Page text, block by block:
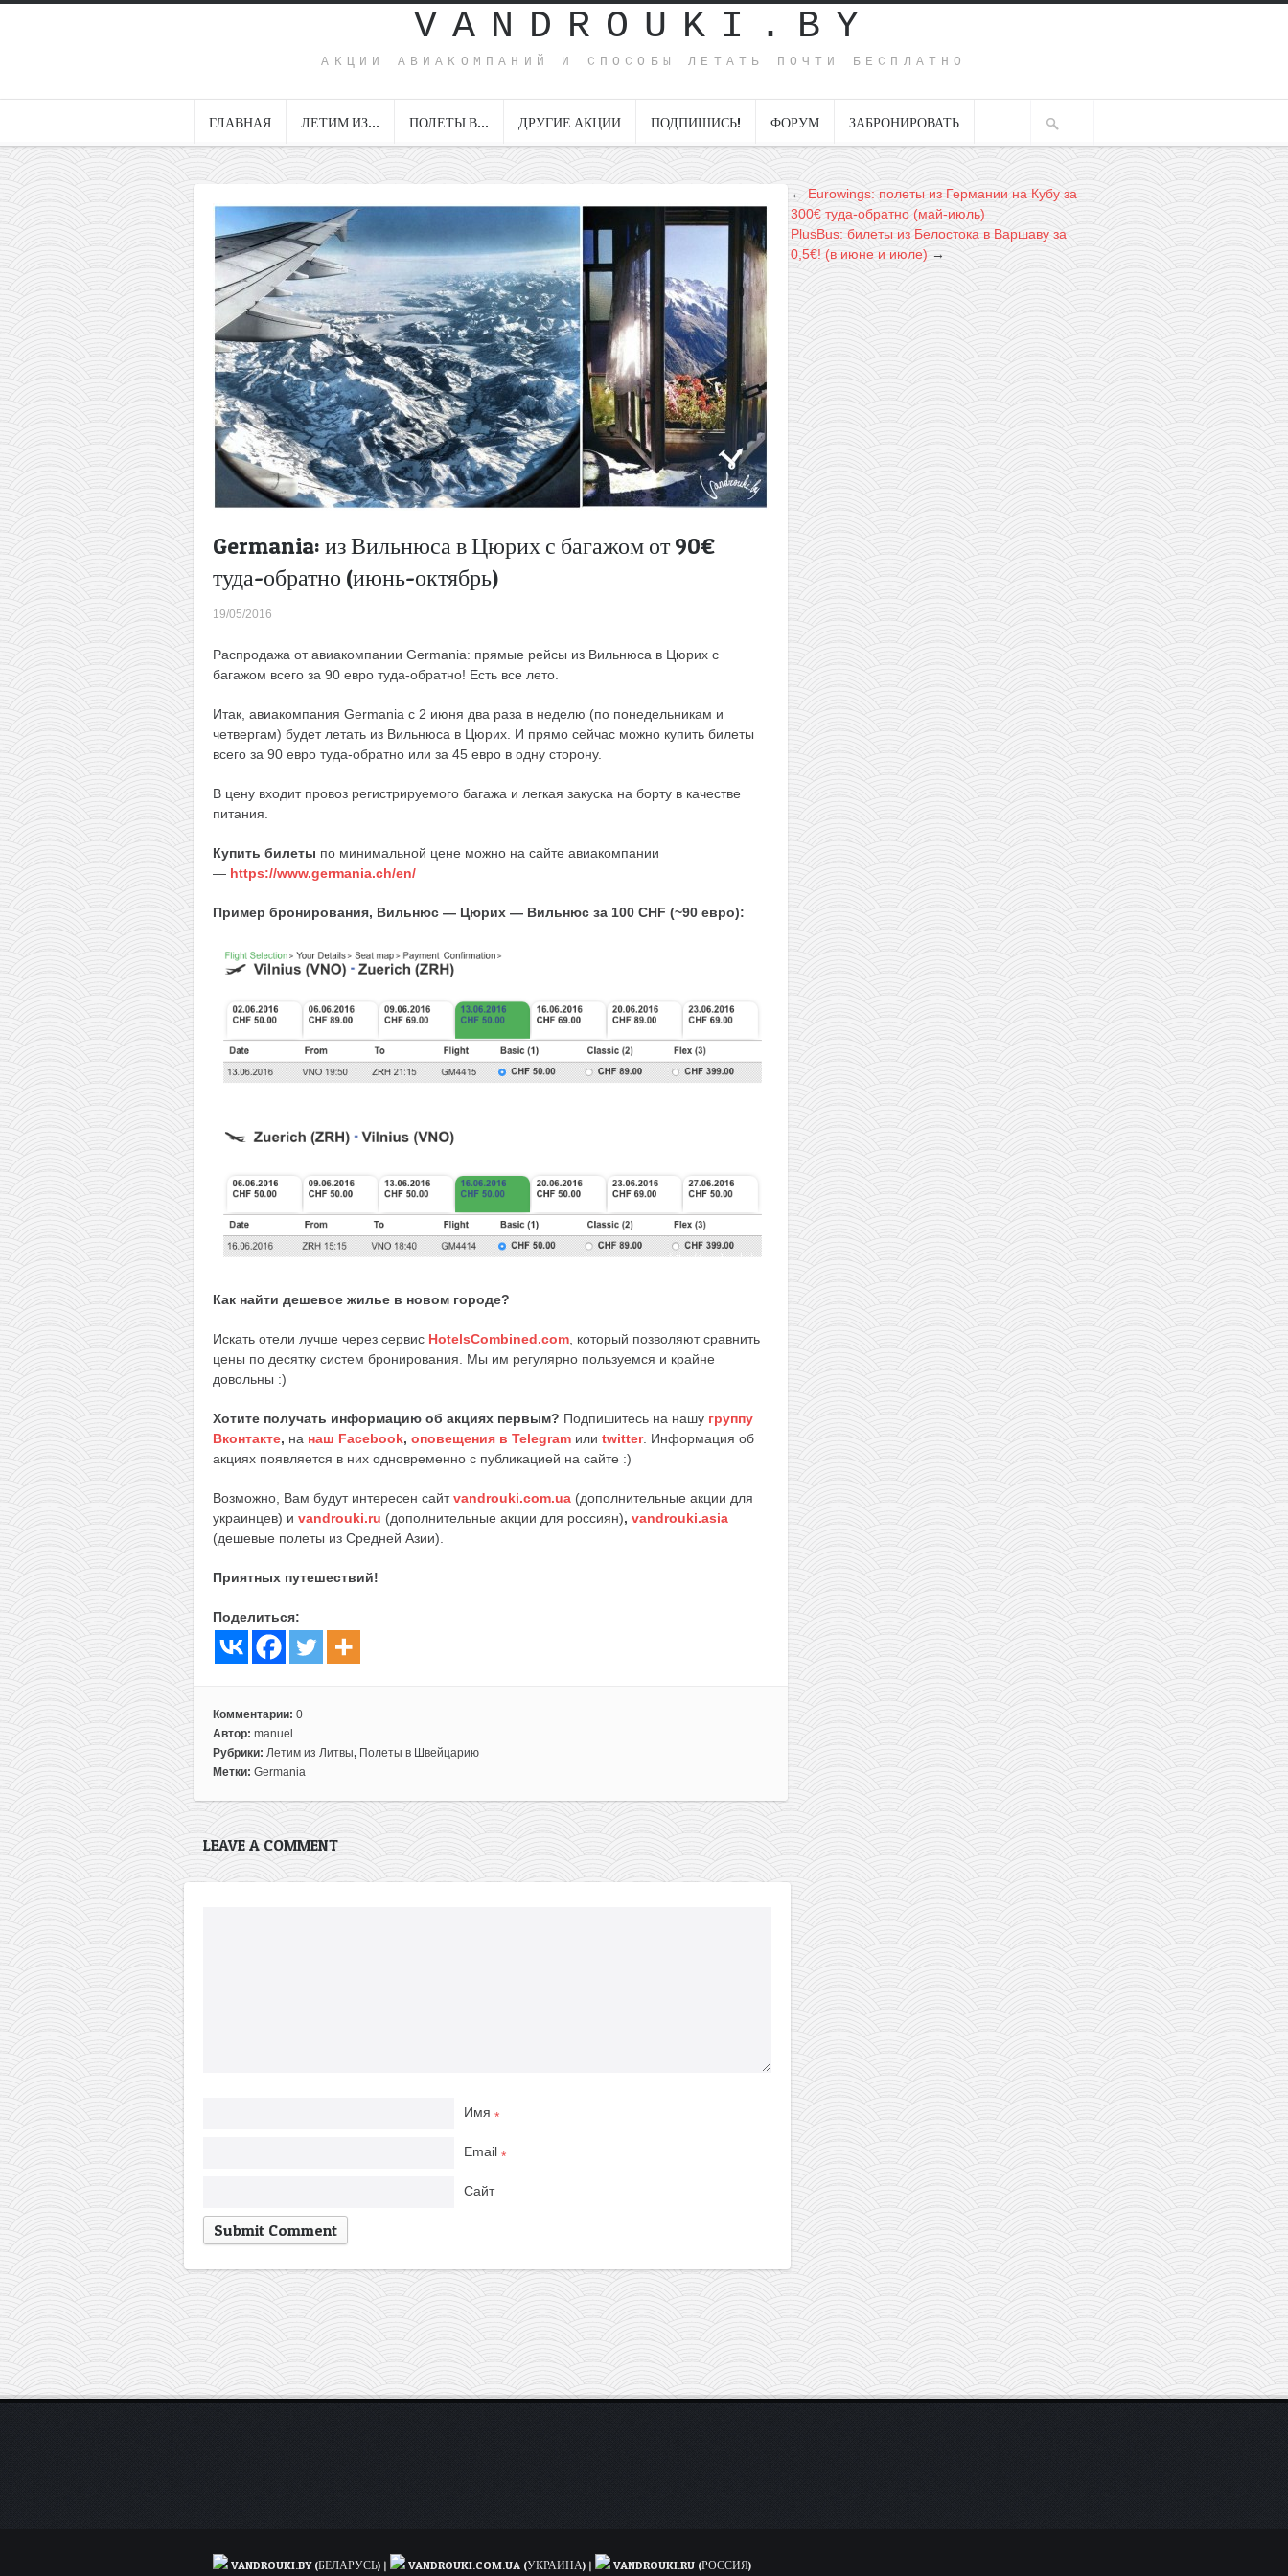
VANDROUKI.BY
АКЦИИ АВИАКОМПАНИЙ И СПОСОБЫ ЛЕТАТЬ ПОЧТИ БЕСПЛАТНО
ГЛАВНАЯ ЛЕТИМ ИЗ… ПОЛЕТЫ В… ДРУГИЕ АКЦИИ ПОДПИШИСЬ! ФОРУМ ЗАБРОНИРОВАТЬ
Germania: из Вильнюса в Цюрих с багажом от 90€
туда-обратно (июнь-октябрь)
19/05/2016
Распродажа от авиакомпании Germania: прямые рейсы из Вильнюса в Цюрих с
багажом всего за 90 евро туда-обратно! Есть все лето.
Итак, авиакомпания Germania с 2 июня два раза в неделю (по понедельникам и
четвергам) будет летать из Вильнюса в Цюрих. И прямо сейчас можно купить билеты
всего за 90 евро туда-обратно или за 45 евро в одну сторону.
В цену входит провоз регистрируемого багажа и легкая закуска на борту в качестве
питания.
Купить билеты по минимальной цене можно на сайте авиакомпании
— https://www.germania.ch/en/
Пример бронирования, Вильнюс — Цюрих — Вильнюс за 100 CHF (~90 евро):
Как найти дешевое жилье в новом городе?
Искать отели лучше через сервис HotelsCombined.com , который позволяют сравнить
цены по десятку систем бронирования. Мы им регулярно пользуемся и крайне
довольны :)
Хотите получать информацию об акциях первым? Подпишитесь на нашу группу
Вконтакте, на наш Facebook, оповещения в Telegram или twitter. Информация об
акциях появляется в них одновременно с публикацией на сайте :)
Возможно, Вам будут интересен сайтvandrouki.com.ua (дополнительные акции для
украинцев) и vandrouki.ru (дополнительные акции для россиян), vandrouki.asia
(дешевые полеты из Средней Азии).
Приятных путешествий!
Поделиться:
Комментарии: 0
Автор: manuel
Рубрики: Летим из Литвы, Полеты в Швейцарию
Метки: Germania
LEAVE A COMMENT
Имя *
Email *
Сайт
←Eurowings: полеты из Германии на Кубу за
300€ туда-обратно (май-июль)
PlusBus: билеты из Белостока в Варшаву за
0,5€! (в июне и июле) →
VANDROUKI.BY (БЕЛАРУСЬ) | VANDROUKI.COM.UA (УКРАИНА) | VANDROUKI.RU (РОССИЯ)